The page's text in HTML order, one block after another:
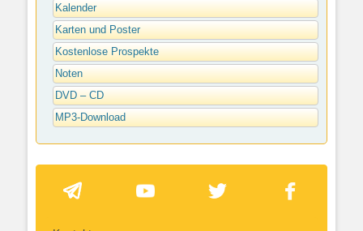
Kalender
Karten und Poster
Kostenlose Prospekte
Noten
DVD – CD
MP3-Download